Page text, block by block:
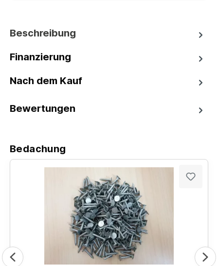
Beschreibung
Finanzierung
Nach dem Kauf
Bewertungen
Bedachung